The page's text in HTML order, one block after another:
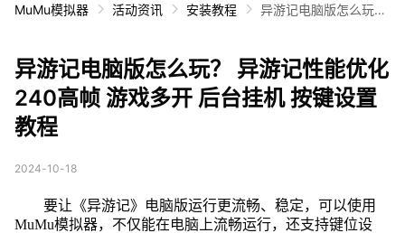
MuMu模拟器 活动资讯 安装教程
异游记电脑版怎么玩？
按键设置教程
异游记电脑版怎么玩？ 异游记性能优化
240高帧 游戏多开 后台挂机 按键设置
教程
2024-10-18
要让《异游记》电脑版运行更流畅、稳定，可以使用
MuMu模拟器，不仅能在电脑上流畅运行，还支持键位设